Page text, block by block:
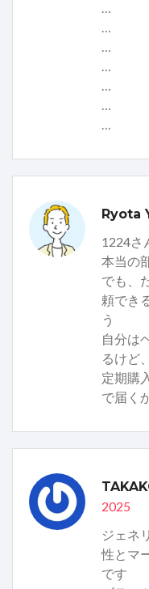
…
…
…
…
…
…
…
Ryota
1224さ
本当の
でも、
頼でき
う
自分は
るけど
定期購
で届く
2025
ジェネ
性とマ
です